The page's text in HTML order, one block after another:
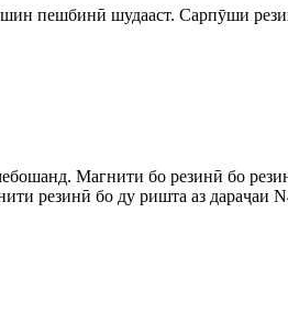
пешбинӣ шудааст. Сарпӯши
Магнити бо резинӣ бо
резинӣ бо ду ришта аз дараҷаи